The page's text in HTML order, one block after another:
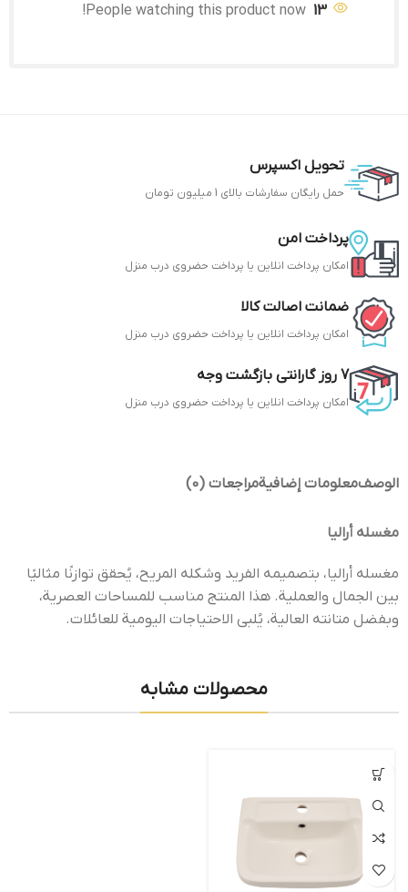
13
People watching this product now!
تحویل اکسپرس
حمل رایگان سفارشات بالای 1 میلیون تومان
پرداخت امن
امکان پرداخت انلاین یا پرداخت حضروی درب منزل
ضمانت اصالت کالا
امکان پرداخت انلاین یا پرداخت حضروی درب منزل
7 روز گارانتی بازگشت وجه
امکان پرداخت انلاین یا پرداخت حضروی درب منزل
الوصفمعلومات إضافيةمراجعات (0)
مغسله أراليا
مغسله أراليا، بتصميمه الفريد وشكله المريح، يُحقق توازنًا مثاليًا
بين الجمال والعملية. هذا المنتج مناسب للمساحات العصرية،
وبفضل متانته العالية، يُلبي الاحتياجات اليومية للعائلات.
محصولات مشابه